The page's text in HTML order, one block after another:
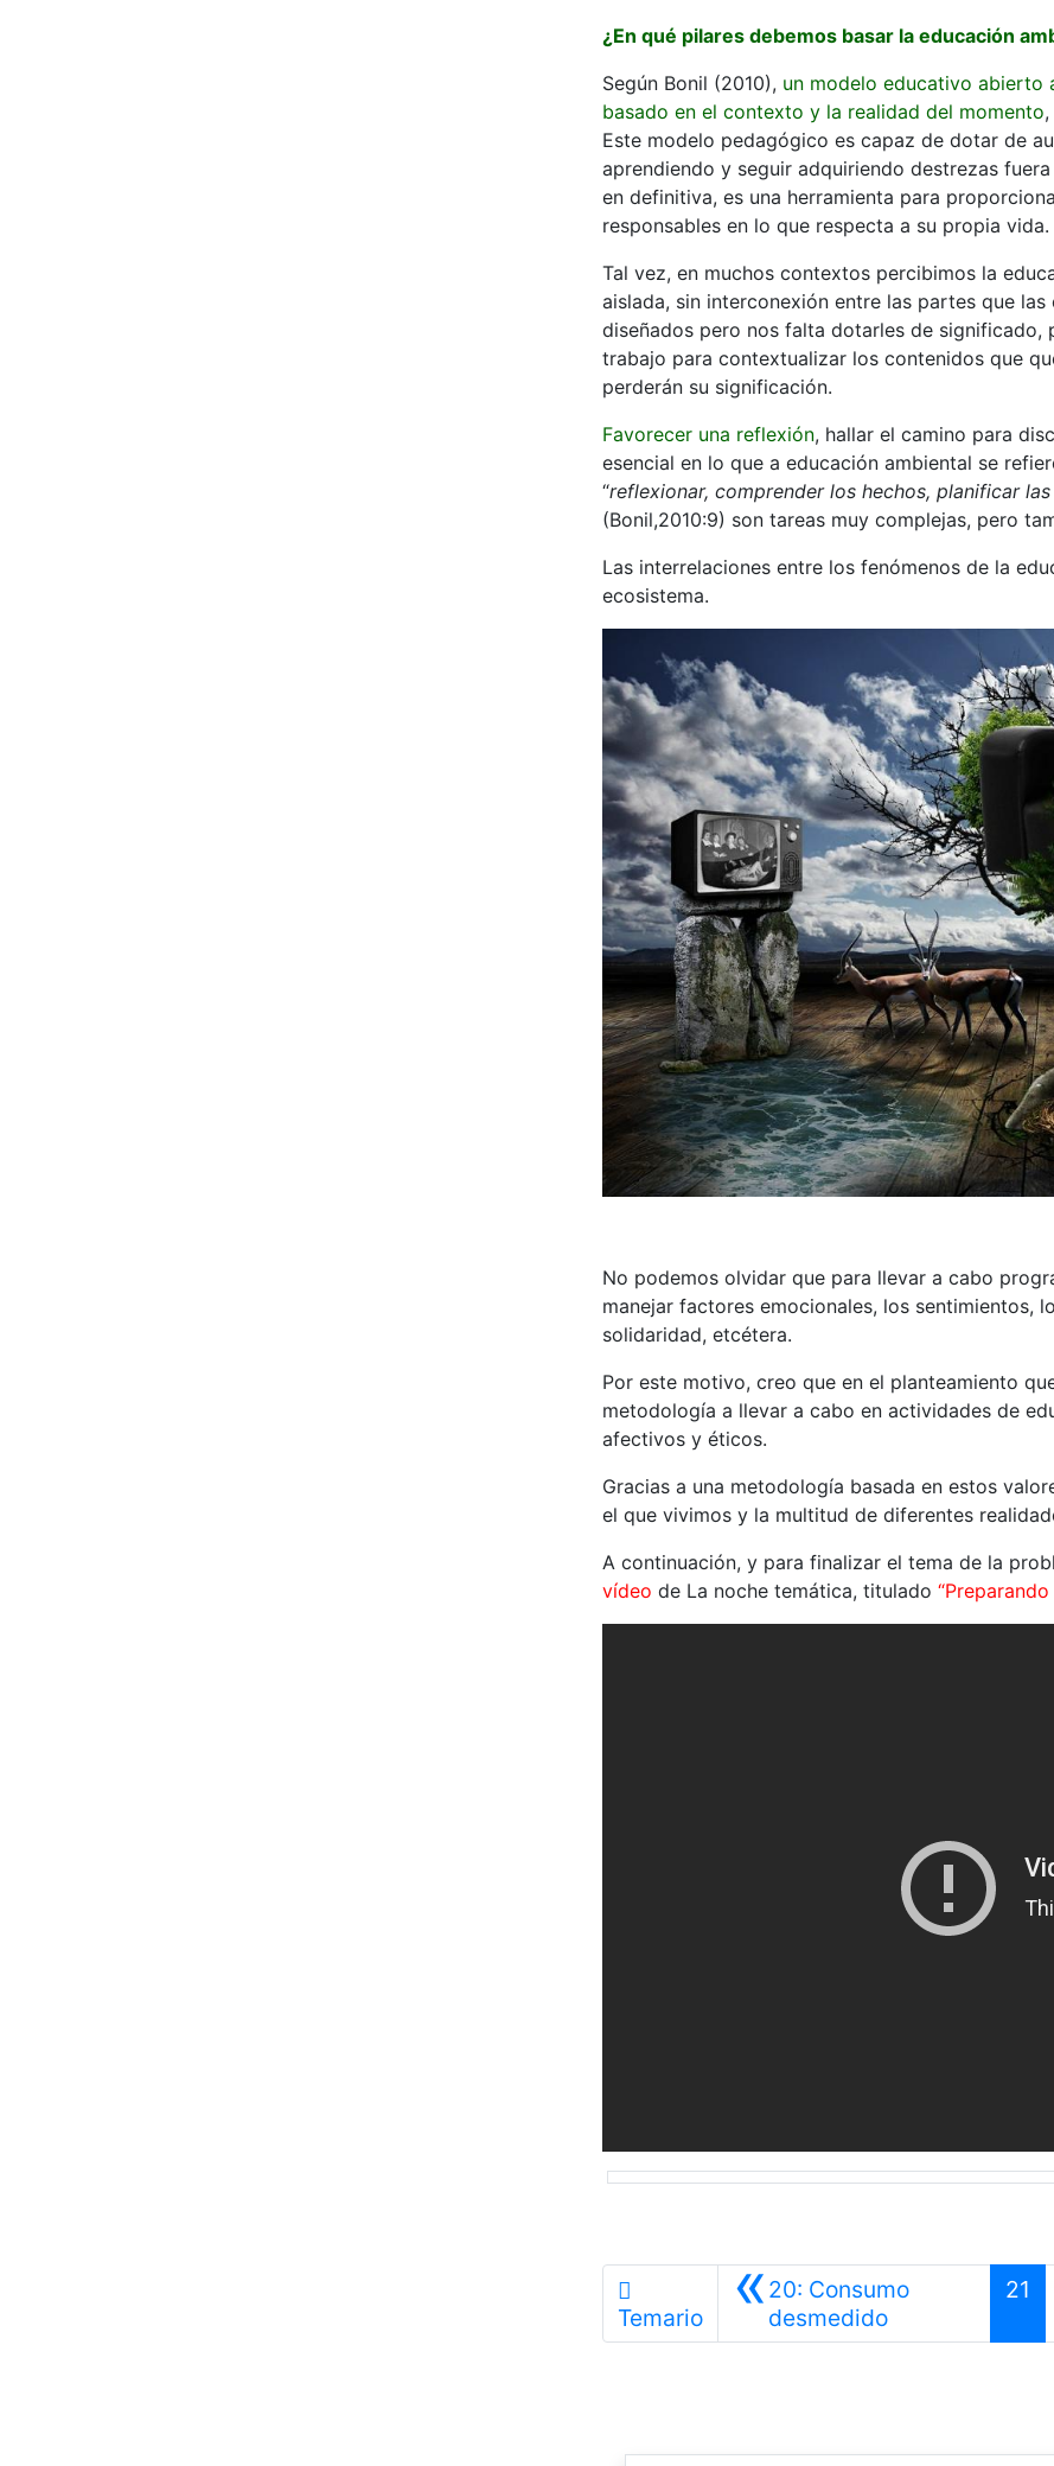
¿En qué pilares debemos basar la educación
Según Bonil (2010), un modelo educativo abierto
basado en el contexto y la realidad del momento
Este modelo pedagógico es capaz de dotar de
aprendiendo y seguir adquiriendo destrezas
en definitiva, es una herramienta para
responsables en lo que respecta a su propia vida.
Tal vez, en muchos contextos percibimos la
aislada, sin interconexión entre las partes que
diseñados pero nos falta dotarles de significado,
trabajo para contextualizar los contenidos que
perderán su significación.
Favorecer una reflexión, hallar el camino para
esencial en lo que a educación ambiental se
“reflexionar, comprender los hechos, planificar
(Bonil,2010:9) son tareas muy complejas, pero
Las interrelaciones entre los fenómenos de la
ecosistema.
No podemos olvidar que para llevar a cabo
manejar factores emocionales, los sentimientos,
solidaridad, etcétera.
Por este motivo, creo que en el planteamiento
metodología a llevar a cabo en actividades de
afectivos y éticos.
Gracias a una metodología basada en estos
el que vivimos y la multitud de diferentes
A continuación, y para finalizar el tema de la
vídeo de La noche temática, titulado
Temario «20: Consumo
desmedidoAnterior
21